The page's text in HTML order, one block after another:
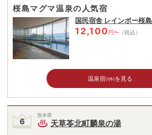
桜島マグマ温泉の人気宿
国民宿舎 レインボー桜島
12,100 円〜 （税込）
温泉宿(1件)を見る
熊本県
天草苓北町麟泉の湯